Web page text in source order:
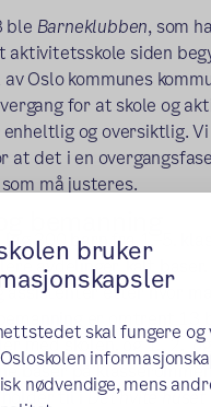
bruker
skal fungere
nødvendige, mens
ble Barneklubben, som
siden
Oslo kommunes
for at skole og
og oversiktlig.
at det i en
må justeres.
lag 300 barn fra 1.–5.
avdelinger, kalt baser.
assistenter etter hvor
er omtrent 13
med skolen, og 1., 2.
baser på
holder til iDet hvite huset